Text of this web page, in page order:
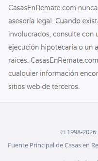
© 1998-2026
Fuente Principal de Casas en